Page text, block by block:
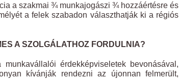
a szakmai ¾ munkajogászi ¾ hozzáértésre és
a felek szabadon választhatják ki a régiós
A SZOLGÁLATHOZ FORDULNIA?
érdekképviseletek bevonásával,
kívánják rendezni az újonnan felmerült,